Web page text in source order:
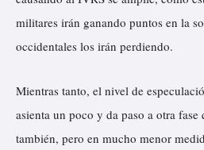
militares irán ganando puntos en la
occidentales los irán perdiendo.
Mientras tanto, el nivel de
asienta un poco y da paso a otra fase
también, pero en mucho menor